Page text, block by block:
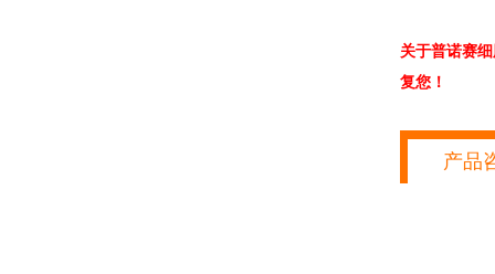
关于普诺赛
复您！
产品